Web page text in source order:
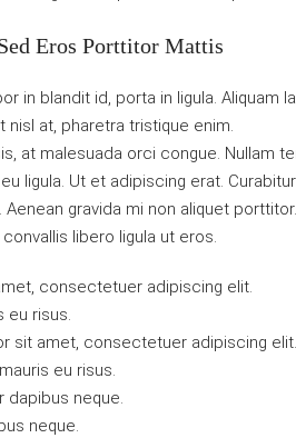
Eros Porttitor Mattis
in blandit id, porta in ligula.
nisl at, pharetra tristique enim.
at malesuada orci congue. Nullam
ligula. Ut et adipiscing erat.
gravida mi non aliquet
libero ligula ut eros.
consectetuer adipiscing elit.
eu risus.
sit amet, consectetuer adipiscing elit.
eu risus.
dapibus neque.
neque.